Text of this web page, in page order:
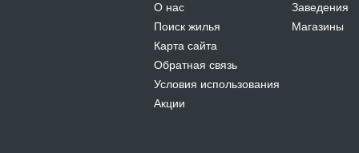
О нас
Поиск жилья
Карта сайта
Обратная связь
Условия использования
Акции
Заведения
Магазины